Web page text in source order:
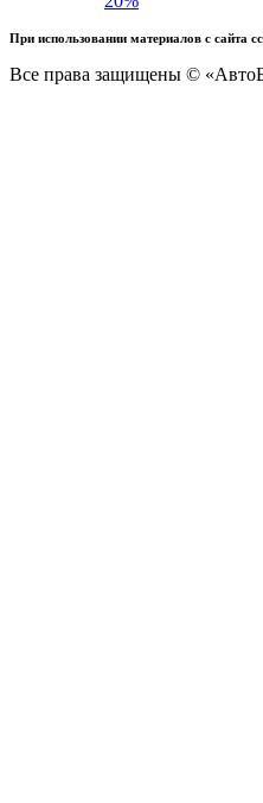
При использовании материалов с сайта
Все права защищены ©